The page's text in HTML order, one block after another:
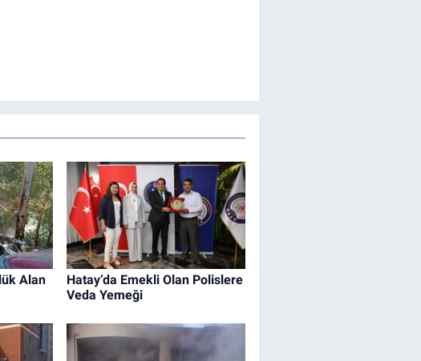
Alan
Hatay’da Emekli Olan Polislere
Veda Yemeği